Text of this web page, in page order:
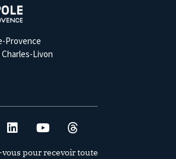
Provence
Livon
pour recevoir toute